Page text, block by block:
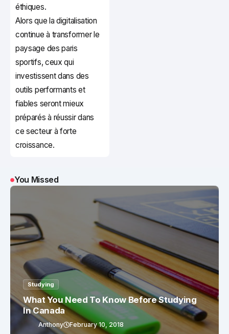
éthiques.
Alors que la digitalisation
continue à transformer le
paysage des paris
sportifs, ceux qui
investissent dans des
outils performants et
fiables seront mieux
préparés à réussir dans
ce secteur à forte
croissance.
You Missed
Studying
What You Need To Know Before Studying
In Canada
Anthony February 10, 2018